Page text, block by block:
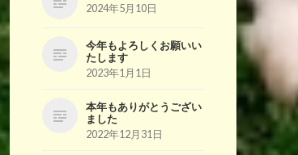
2024年5月10日
今年もよろしくお願いい
たします
2023年1月1日
本年もありがとうござい
ました
2022年12月31日